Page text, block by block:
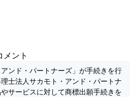
メント
アンド・パートナーズ」が手続きを行
士法人サカモト・アンド・パートナ
サービスに対して商標出願手続きを